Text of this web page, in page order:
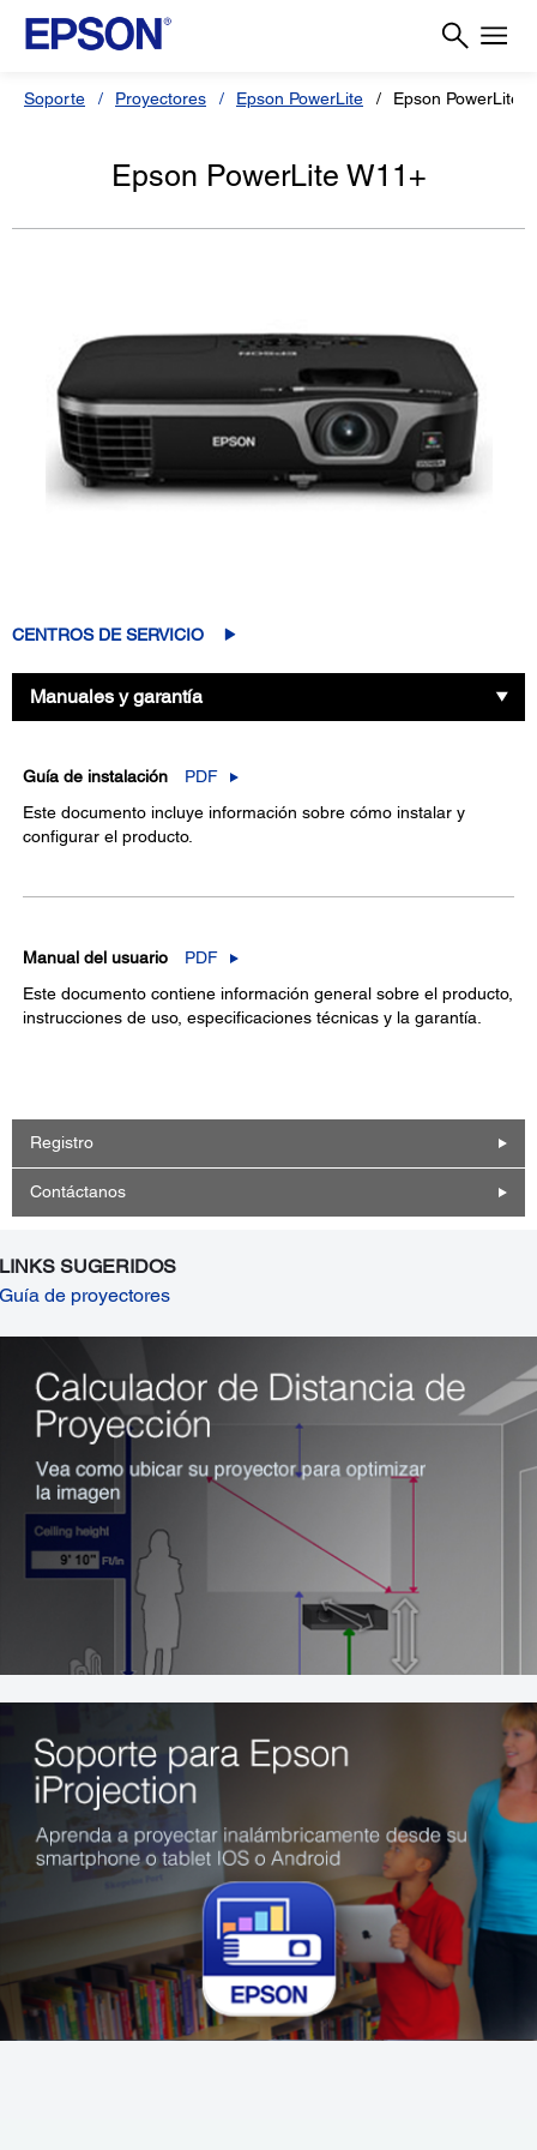
Soporte Proyectores Epson PowerLite Epson PowerLite
Epson PowerLite W11+
CENTROS DE SERVICIO
Manuales y garantía
Guía de instalación
PDF
Este documento incluye información sobre cómo instalar y
configurar el producto.
Manual del usuario
PDF
Este documento contiene información general sobre el producto,
instrucciones de uso, especificaciones técnicas y la garantía.
Registro
Contáctanos
LINKS SUGERIDOS
Guía de proyectores